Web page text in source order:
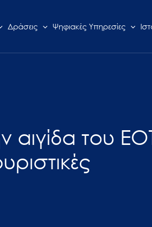
Δράσεις Ψηφιακές Υπηρεσίες
αιγίδα του